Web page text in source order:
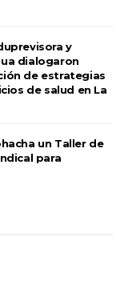
y
dialogaron
de estrategias
de salud en La
un Taller de
para